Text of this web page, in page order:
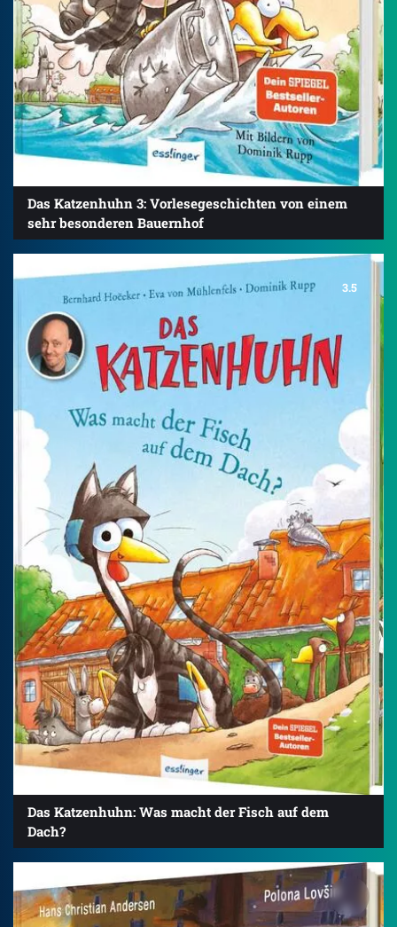
Das Katzenhuhn 3: Vorlesegeschichten von einem
sehr besonderen Bauernhof
3.5
Das Katzenhuhn: Was macht der Fisch auf dem
Dach?